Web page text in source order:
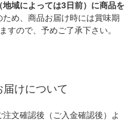
域によっては3日前）に商品を
め、商品お届け時には賞味期
すので、予めご了承下さい。
届けについて
文確認後（ご入金確認後）よ